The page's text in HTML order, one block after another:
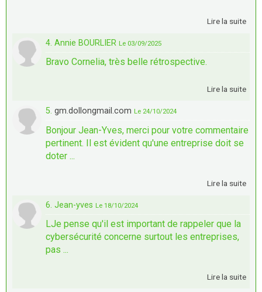
Lire la suite
4. Annie BOURLIER Le 03/09/2025
Bravo Cornelia, très belle rétrospective.
Lire la suite
5. gm.dollongmail.com Le 24/10/2024
Bonjour Jean-Yves, merci pour votre commentaire
pertinent. Il est évident qu'une entreprise doit se
doter ...
Lire la suite
6. Jean-yves Le 18/10/2024
LJe pense qu'il est important de rappeler que la
cybersécurité concerne surtout les entreprises,
pas ...
Lire la suite